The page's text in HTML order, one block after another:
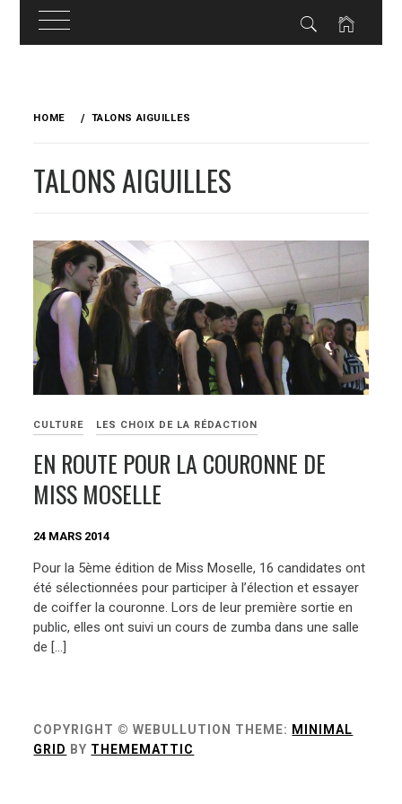
HOME TALONS AIGUILLES
TALONS AIGUILLES
CULTURE LES CHOIX DE LA RÉDACTION
EN ROUTE POUR LA COURONNE DE
MISS MOSELLE
24 MARS 2014
Pour la 5ème édition de Miss Moselle, 16 candidates ont
été sélectionnées pour participer à l’élection et essayer
de coiffer la couronne. Lors de leur première sortie en
public, elles ont suivi un cours de zumba dans une salle
de […]
COPYRIGHT © WEBULLUTION THEME: MINIMAL
GRID BY THEMEMATTIC